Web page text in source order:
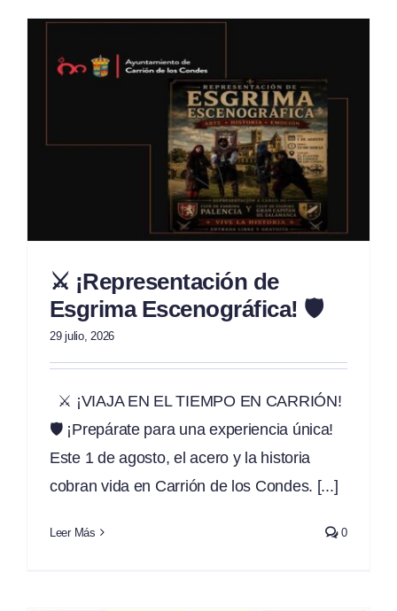
⚔️ ¡Representación de
Esgrima Escenográfica! 🛡️
29 julio, 2026
⚔️ ¡VIAJA EN EL TIEMPO EN CARRIÓN!
🛡️ ¡Prepárate para una experiencia única!
Este 1 de agosto, el acero y la historia
cobran vida en Carrión de los Condes. [...]
Leer Más 0